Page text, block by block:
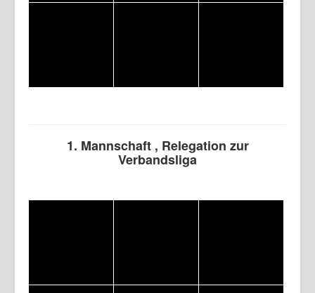
1. Mannschaft , Relegation zur
Verbandsliga